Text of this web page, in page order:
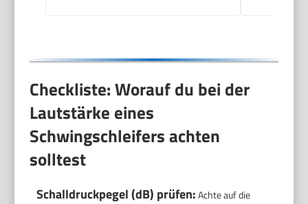
Checkliste: Worauf du bei der
Lautstärke eines
Schwingschleifers achten
solltest
Schalldruckpegel (dB) prüfen:Achte auf die